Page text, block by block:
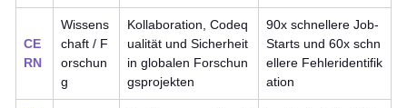
CE
RN
Wissens
chaft / F
orschun
g
Kollaboration, Codeq
ualität und Sicherheit
in globalen Forschun
gsprojekten
90x schnellere Job-
Starts und 60x schn
ellere Fehleridentifik
ation